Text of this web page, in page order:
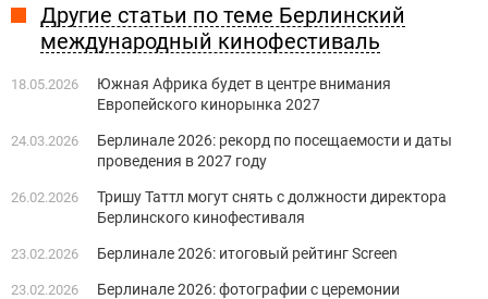
Другие статьи по теме Берлинский
международный кинофестиваль
18.05.2026
Южная Африка будет в центре внимания
Европейского кинорынка 2027
24.03.2026
Берлинале 2026: рекорд по посещаемости и даты
проведения в 2027 году
26.02.2026
Тришу Таттл могут снять с должности директора
Берлинского кинофестиваля
23.02.2026 Берлинале 2026: итоговый рейтинг Screen
23.02.2026
Берлинале 2026: фотографии с церемонии